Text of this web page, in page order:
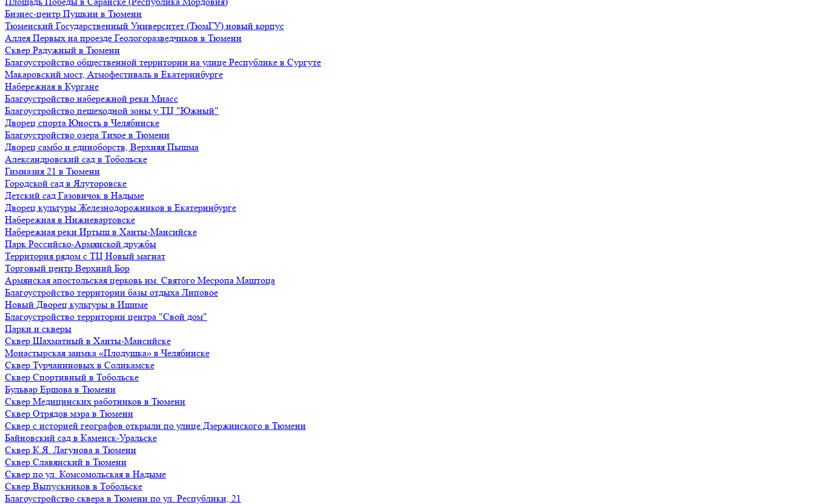
Бизнес-центр Пушкин в Тюмени
Тюменский Государственный Университет (ТюмГУ) новый корпус
Аллея Первых на проезде Геологоразведчиков в Тюмени
Сквер Радужный в Тюмени
Благоустройство общественной территории на улице Республике в Сургуте
Макаровский мост, Атмофестиваль в Екатеринбурге
Набережная в Кургане
Благоустройство набережной реки Миасс
Благоустройство пешеходной зоны у ТЦ "Южный"
Дворец спорта Юность в Челябинске
Благоустройство озера Тихое в Тюмени
Дворец самбо и единоборств, Верхняя Пышма
Александровский сад в Тобольске
Гимназия 21 в Тюмени
Городской сад в Ялуторовске
Детский сад Газовичок в Надыме
Дворец культуры Железнодорожников в Екатеринбурге
Набережная в Нижневартовске
Набережная реки Иртыш в Ханты-Мансийске
Парк Российско-Армянской дружбы
Территория рядом с ТЦ Новый магнат
Торговый центр Верхний Бор
Армянская апостольская церковь им. Святого Месропа Маштоца
Благоустройство территории базы отдыха Липовое
Нoвый Двoрeц культуры в Ишимe
Благоустройство территории центра "Свой дом"
Парки и скверы
Сквер Шахматный в Ханты-Мансийске
Монастырская заимка «Плодушка» в Челябинске
Сквер Турчаниновых в Соликамске
Сквер Спортивный в Тобольске
Бульвар Ершова в Тюмени
Сквер Медицинских работников в Тюмени
Сквер Отрядов мэра в Тюмени
Сквер с историей географов открыли по улице Дзержинского в Тюмени
Байновский сад в Каменск-Уральске
Сквер К.Я. Лагунова в Тюмени
Сквер Славянский в Тюмени
Сквер по ул. Комсомольская в Надыме
Сквер Выпускников в Тобольске
Благоустройство сквера в Тюмени по ул. Республики, 21